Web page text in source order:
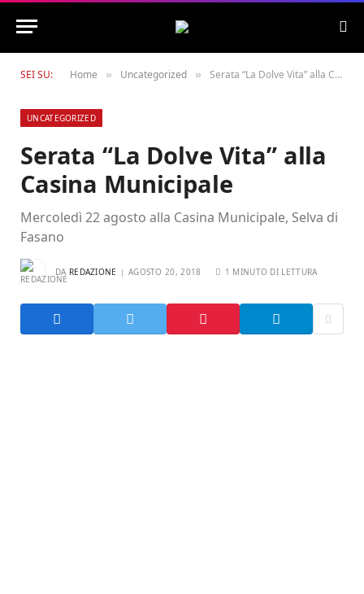
SEI SU: Home » Uncategorized » Serata “La Dolve Vita” alla Casina Municipale
UNCATEGORIZED
Serata “La Dolve Vita” alla
Casina Municipale
Mercoledì 22 agosto alla Casina Municipale, Selva di
Fasano
DA REDAZIONE AGOSTO 20, 2018 1 MINUTO DI LETTURA